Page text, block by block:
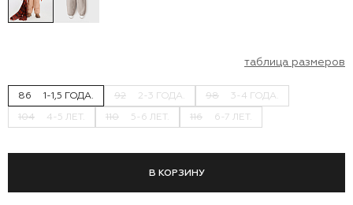
таблица размеров
86 1-1,5 ГОДА. 92 2-3 ГОДА. 98 3-4 ГОДА.
104 4-5 ЛЕТ. 110 5-6 ЛЕТ. 116 6-7 ЛЕТ.
В КОРЗИНУ